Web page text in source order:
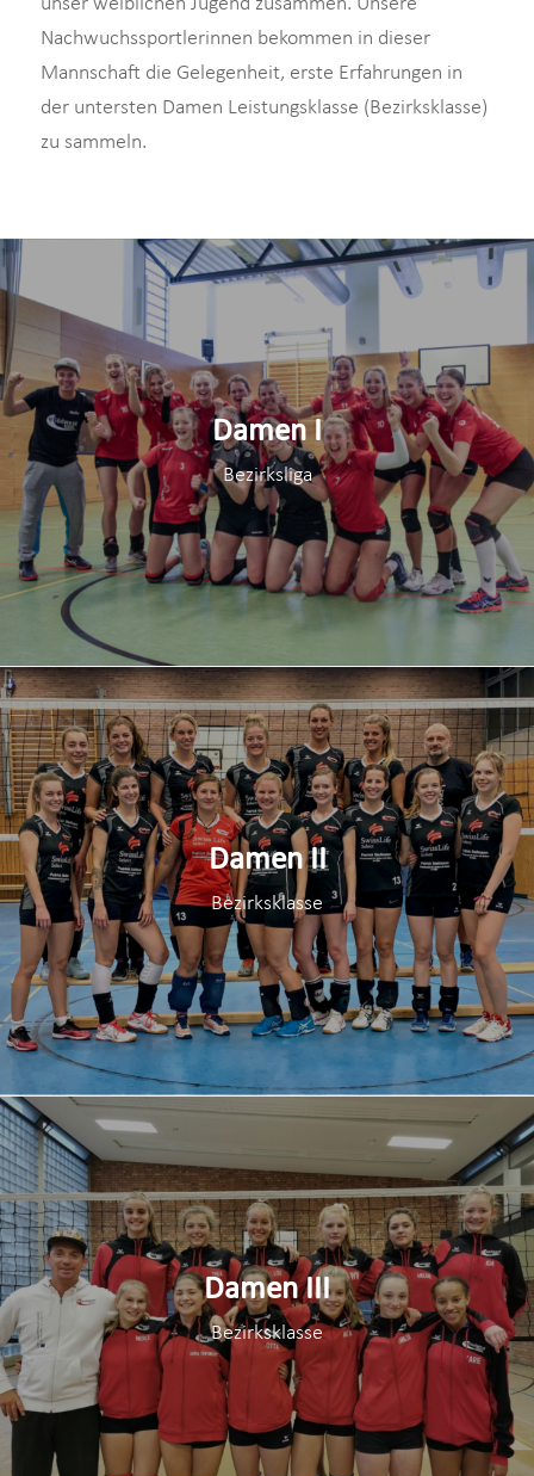
unser weiblichen Jugend zusammen. Unsere
Nachwuchssportlerinnen bekommen in dieser
Mannschaft die Gelegenheit, erste Erfahrungen in
der untersten Damen Leistungsklasse (Bezirksklasse)
zu sammeln.
Damen I
Bezirksliga
Damen II
Bezirksklasse
Damen III
Bezirksklasse